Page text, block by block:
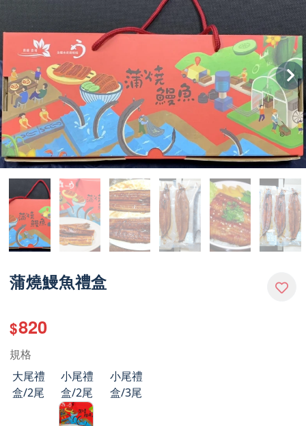
蒲燒鰻魚禮盒
$820
規格
大尾禮
盒/2尾
小尾禮
盒/2尾
小尾禮
盒/3尾